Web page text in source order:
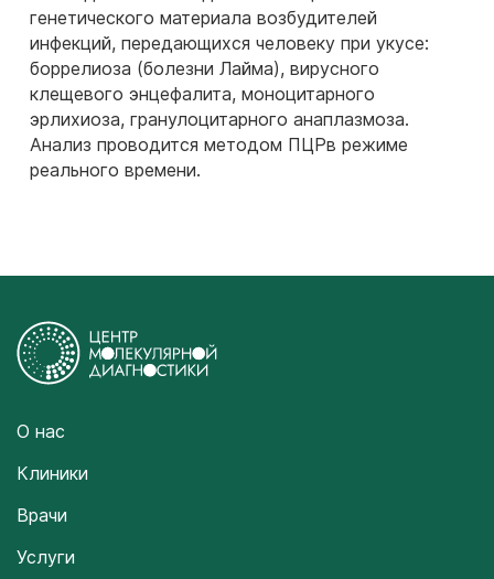
генетического материала возбудителей
инфекций, передающихся человеку при укусе:
боррелиоза (болезни Лайма), вирусного
клещевого энцефалита, моноцитарного
эрлихиоза, гранулоцитарного анаплазмоза.
Анализ проводится методом ПЦРв режиме
реального времени.
О нас
Клиники
Врачи
Услуги